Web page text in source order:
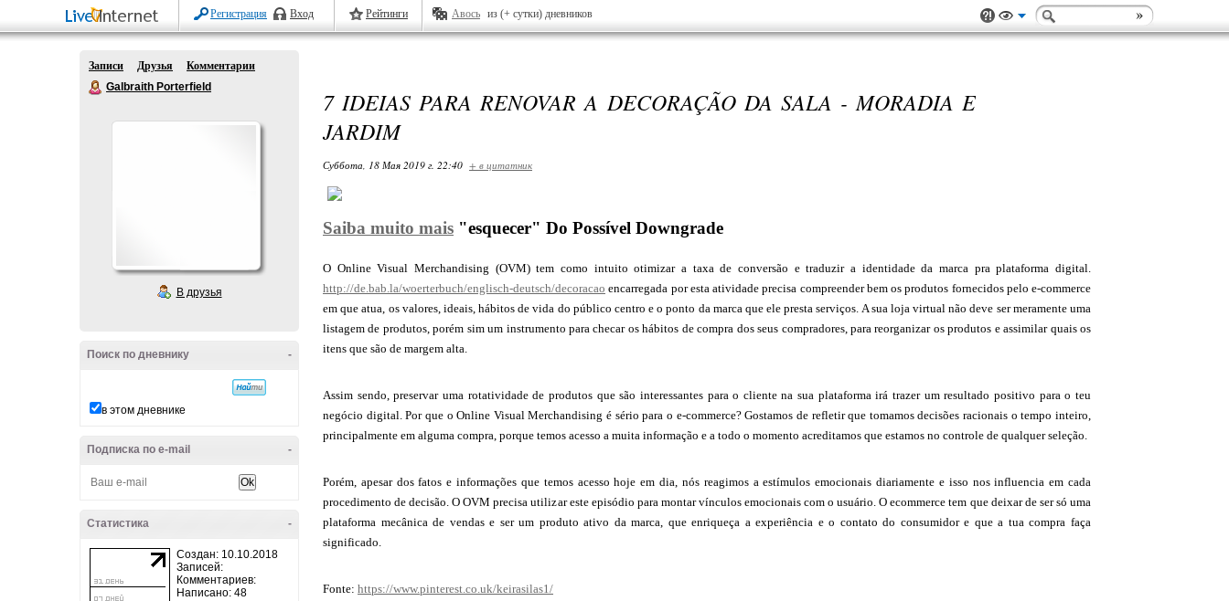
Регистрация Вход Рейтинги Авось из (+ сутки) дневников
Записи Друзья
Комментарии
Galbraith Porterfield
В друзья
-
Поиск по дневнику
в этом дневнике
-
Подписка по e-mail
-
Статистика
Создан: 10.10.2018
Записей:
Комментариев:
Написано: 48
7 IDEIAS PARA RENOVAR A DECORAÇÃO DA SALA - MORADIA E
JARDIM
Суббота, 18 Мая 2019 г. 22:40 + в цитатник
Saiba muito mais "esquecer" Do Possível Downgrade
O Online Visual Merchandising (OVM) tem como intuito otimizar a taxa de conversão e traduzir a identidade da marca pra plataforma digital.
http://de.bab.la/woerterbuch/englisch-deutsch/decoracao encarregada por esta atividade precisa compreender bem os produtos fornecidos pelo e-commerce
em que atua, os valores, ideais, hábitos de vida do público centro e o ponto da marca que ele presta serviços. A sua loja virtual não deve ser meramente uma
listagem de produtos, porém sim um instrumento para checar os hábitos de compra dos seus compradores, para reorganizar os produtos e assimilar quais os
itens que são de margem alta.
Assim sendo, preservar uma rotatividade de produtos que são interessantes para o cliente na sua plataforma irá trazer um resultado positivo para o teu
negócio digital. Por que o Online Visual Merchandising é sério para o e-commerce? Gostamos de refletir que tomamos decisões racionais o tempo inteiro,
principalmente em alguma compra, porque temos acesso a muita informação e a todo o momento acreditamos que estamos no controle de qualquer seleção.
Porém, apesar dos fatos e informações que temos acesso hoje em dia, nós reagimos a estímulos emocionais diariamente e isso nos influencia em cada
procedimento de decisão. O OVM precisa utilizar este episódio para montar vínculos emocionais com o usuário. O ecommerce tem que deixar de ser só uma
plataforma mecânica de vendas e ser um produto ativo da marca, que enriqueça a experiência e o contato do consumidor e que a tua compra faça
significado.
Fonte: https://www.pinterest.co.uk/keirasilas1/